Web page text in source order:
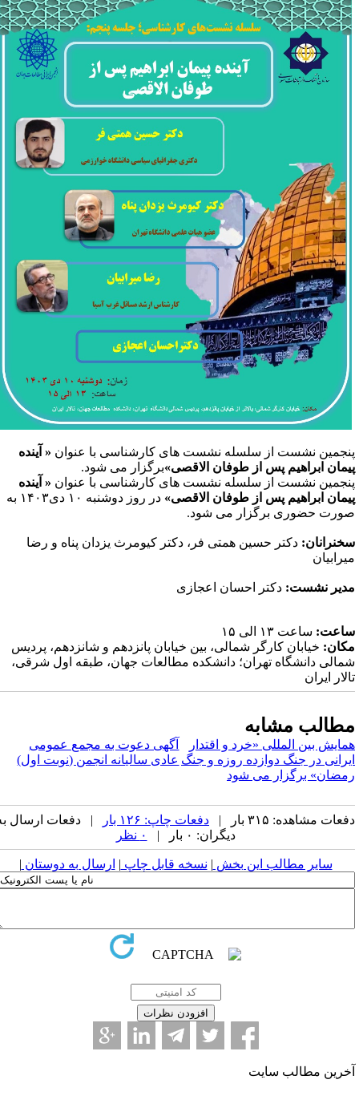
نشست از سلسله نشست های کارشناسی با عنوان« آینده
ابراهیم پس از طوفان الاقصی»برگزار می شود.
نشست از سلسله نشست های کارشناسی با عنوان« آینده
ابراهیم پس از طوفان الاقصی»
در روز دوشنبه ۱۰ دی۱۴۰۳ به
حضوری برگزار می شود.
دکتر حسین همتی فر، دکتر کیومرث یزدان پناه و رضا
نشست:دکتر احسان اعجازی
ساعت ۱۳ الی ۱۵
خیابان کارگر شمالی، بین خیابان پانزدهم و شانزدهم، پردیس
دانشگاه تهران؛ دانشکده مطالعات جهان، طبقه اول شرقی،
ایران
مشابه
بین المللی «خرد و اقتدار
در جنگ دوازده روزه و جنگ
برگزار می شود
آگهی دعوت به مجمع عمومی
عادی سالیانه انجمن (نوبت اول)
مشاهده: ۳۱۵ بار | دفعات چاپ: ۱۲۶ بار
| دفعات ارسال به
دیگران: ۰ بار |
سایر مطالب این بخش | نسخه قابل چاپ| ارسال به دوستان|
مطالب سایت